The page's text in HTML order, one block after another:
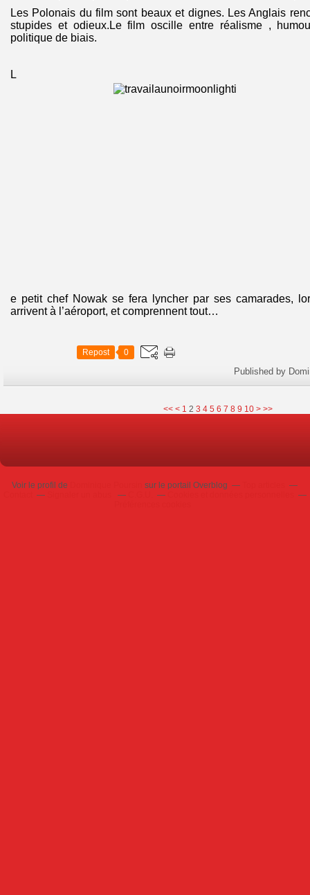
Les Polonais du film sont beaux et dignes. Les Anglais
stupides et odieux.Le film oscille entre réalisme ,
politique de biais.
L
e petit chef Nowak se fera lyncher par ses camarades,
arrivent à l’aéroport, et comprennent tout…
Repost 0
Published by
<< < 1 2 3 4 5 6 7 8 9 10 > >>
Voir le profil de sur le portail Overblog